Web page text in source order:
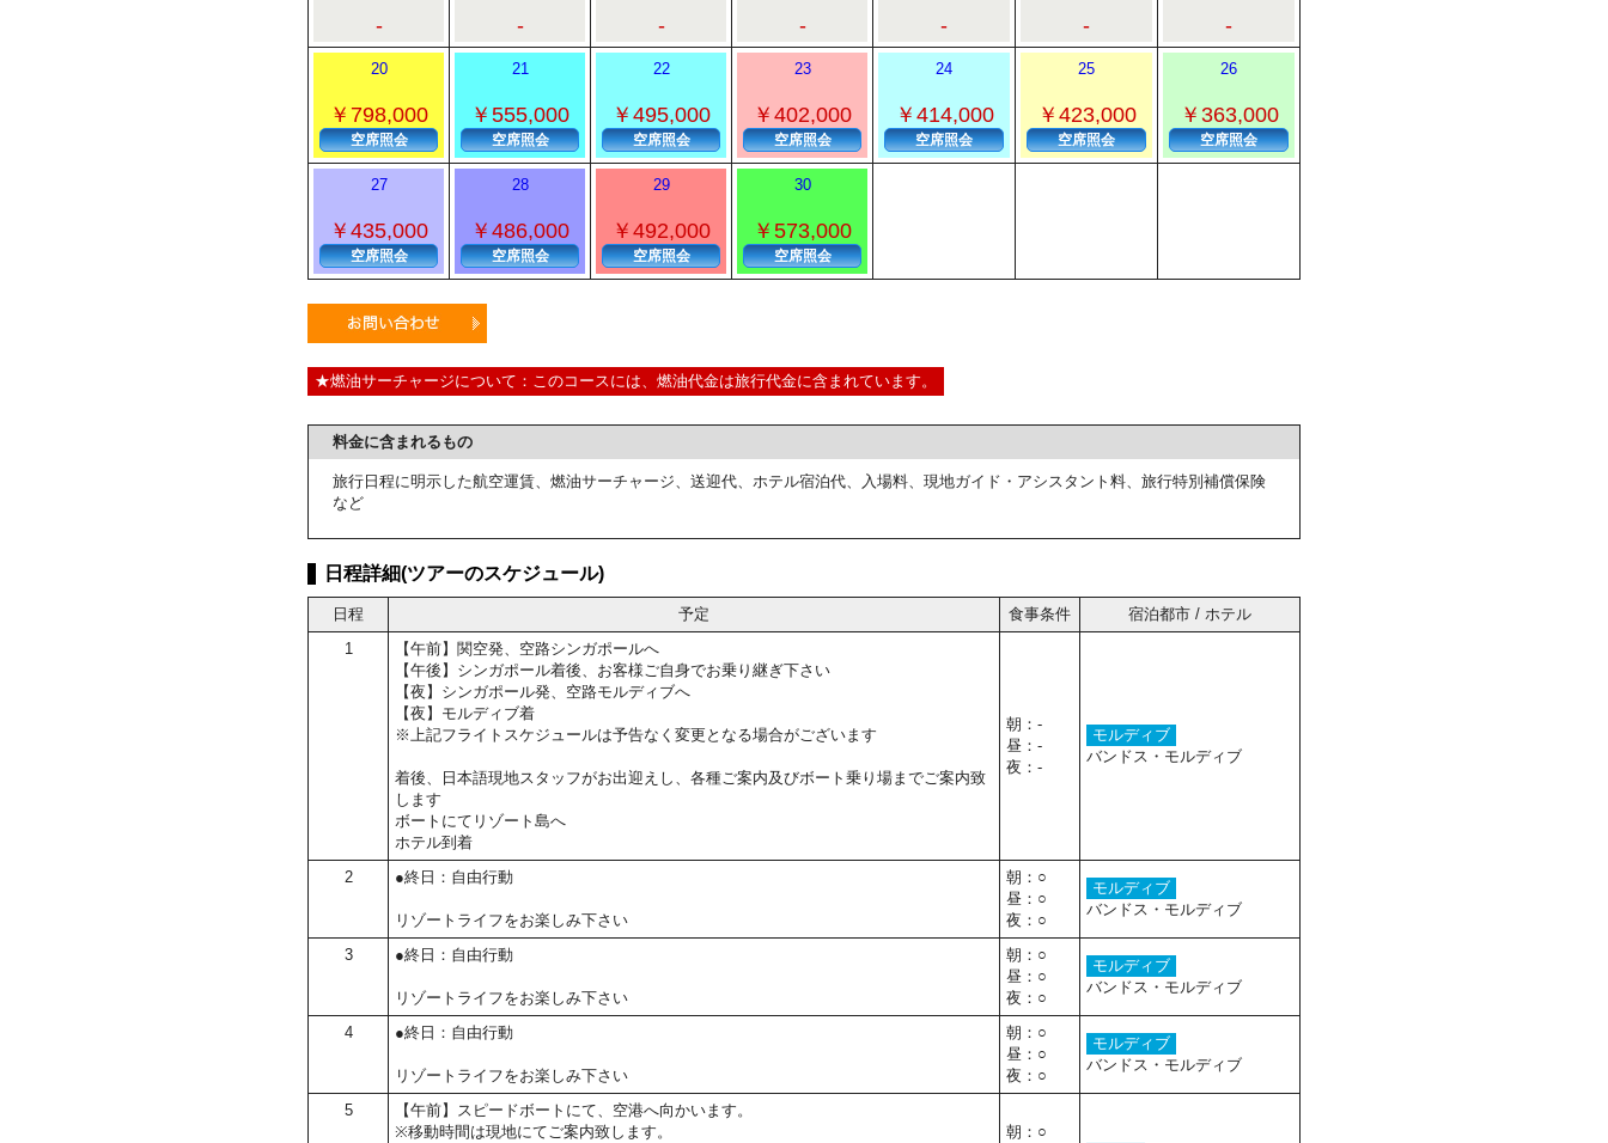
- - - - - - -
20
￥798,000
空席照会
21
￥555,000
空席照会
22
￥495,000
空席照会
23
￥402,000
空席照会
24
￥414,000
空席照会
25
￥423,000
空席照会
26
￥363,000
空席照会
27
￥435,000
空席照会
28
￥486,000
空席照会
29
￥492,000
空席照会
30
￥573,000
空席照会
★燃油サーチャージについて：このコースには、燃油代金は旅行代金に含まれています。
料金に含まれるもの
旅行日程に明示した航空運賃、燃油サーチャージ、送迎代、ホテル宿泊代、入場料、現地ガイド・アシスタント料、旅行特別補償保険
など
日程詳細(ツアーのスケジュール)
日程 予定 食事条件
宿泊都市 / ホテル
1
【午前】関空発、空路シンガポールへ
【午後】シンガポール着後、お客様ご自身でお乗り継ぎ下さい
【夜】シンガポール発、空路モルディブへ
【夜】モルディブ着
※上記フライトスケジュールは予告なく変更となる場合がございます
着後、日本語現地スタッフがお出迎えし、各種ご案内及びボート乗り場までご案内致
します
ボートにてリゾート島へ
ホテル到着
朝：-
昼：-
夜：-
モルディブ
バンドス・モルディブ
2 ●終日：自由行動
リゾートライフをお楽しみ下さい
朝：○
昼：○
夜：○
モルディブ
バンドス・モルディブ
3 ●終日：自由行動
リゾートライフをお楽しみ下さい
朝：○
昼：○
夜：○
モルディブ
バンドス・モルディブ
4 ●終日：自由行動
リゾートライフをお楽しみ下さい
朝：○
昼：○
夜：○
モルディブ
バンドス・モルディブ
5
【午前】スピードボートにて、空港へ向かいます。
※移動時間は現地にてご案内致します。
朝：○